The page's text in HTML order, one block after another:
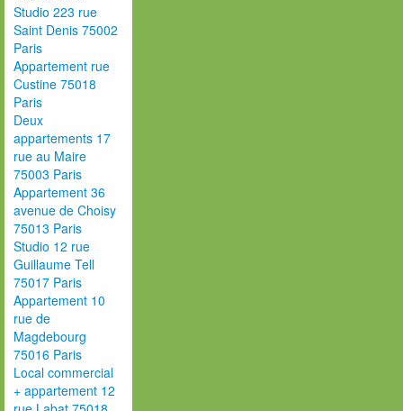
Studio 223 rue
Saint Denis 75002
Paris
Appartement rue
Custine 75018
Paris
Deux
appartements 17
rue au Maire
75003 Paris
Appartement 36
avenue de Choisy
75013 Paris
Studio 12 rue
Guillaume Tell
75017 Paris
Appartement 10
rue de
Magdebourg
75016 Paris
Local commercial
+ appartement 12